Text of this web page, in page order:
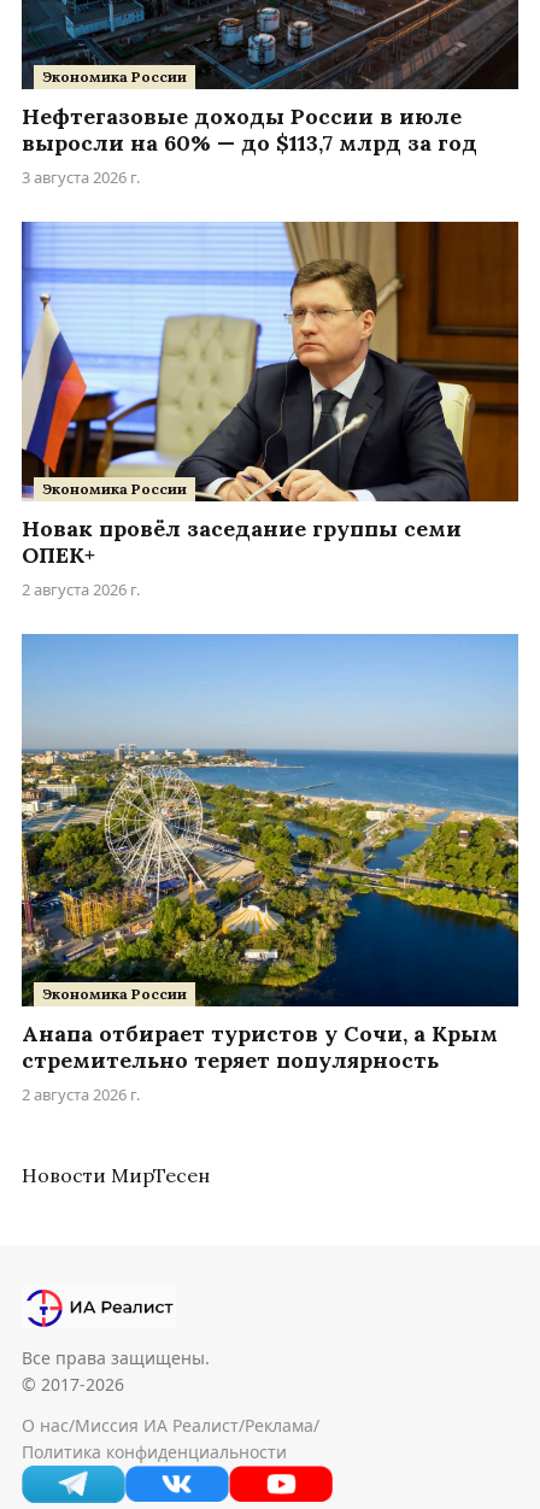
Экономика России
Нефтегазовые доходы России в июле
выросли на 60% — до $113,7 млрд за год
3 августа 2026 г.
Экономика России
Новак провёл заседание группы семи
ОПЕК+
2 августа 2026 г.
Экономика России
Анапа отбирает туристов у Сочи, а Крым
стремительно теряет популярность
2 августа 2026 г.
Новости МирТесен
Все права защищены.
© 2017-2026
О нас/Миссия ИА Реалист/Реклама/
Политика конфиденциальности